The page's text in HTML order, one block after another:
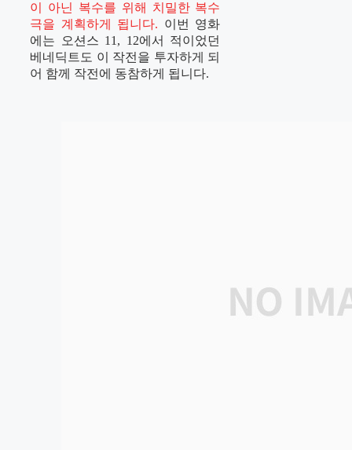
이 아닌 복수를 위해 치밀한 복수
극을 계획하게 됩니다. 이번 영화
에는 오션스 11, 12에서 적이었던
베네딕트도 이 작전을 투자하게 되
어 함께 작전에 동참하게 됩니다.